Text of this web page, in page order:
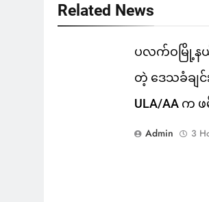
Related News
ပလက်ဝမြို့န
တဲ့ ဒေသခံချင်
ULA/AA က
Admin 3